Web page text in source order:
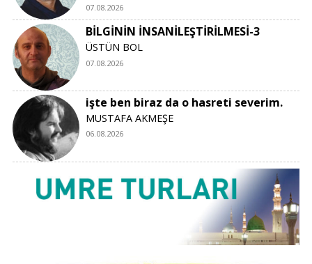
07.08.2026
BİLGİNİN İNSANİLEŞTİRİLMESİ-3
ÜSTÜN BOL
07.08.2026
işte ben biraz da o hasreti severim.
MUSTAFA AKMEŞE
06.08.2026